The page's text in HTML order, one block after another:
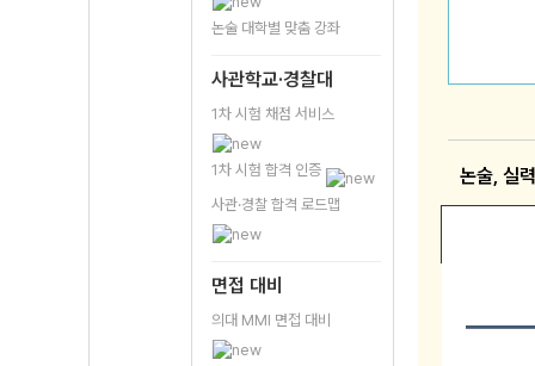
논술 대학별 맞춤 강좌
사관학교·경찰대
1차 시험 채점 서비스
1차 시험 합격 인증
사관·경찰 합격 로드맵
면접 대비
의대 MMI 면접 대비
논술, 실